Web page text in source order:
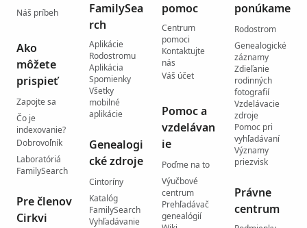
Náš príbeh
Ako
môžete
prispieť
Zapojte sa
Čo je
indexovanie?
Dobrovoľník
Laboratóriá
FamilySearch
Pre členov
Cirkvi
FamilySea
rch
Aplikácie
Rodostromu
Aplikácia
Spomienky
Všetky
mobilné
aplikácie
Genealogi
cké zdroje
Cintoríny
Katalóg
FamilySearch
Vyhľadávanie
pomoc
Centrum
pomoci
Kontaktujte
nás
Váš účet
Pomoc a
vzdelávan
ie
Poďme na to
Výučbové
centrum
Prehľadávač
genealógií
ponúkame
Rodostrom
Genealogické
záznamy
Zdieľanie
rodinných
fotografií
Vzdelávacie
zdroje
Pomoc pri
vyhľadávaní
Významy
priezvisk
Právne
centrum